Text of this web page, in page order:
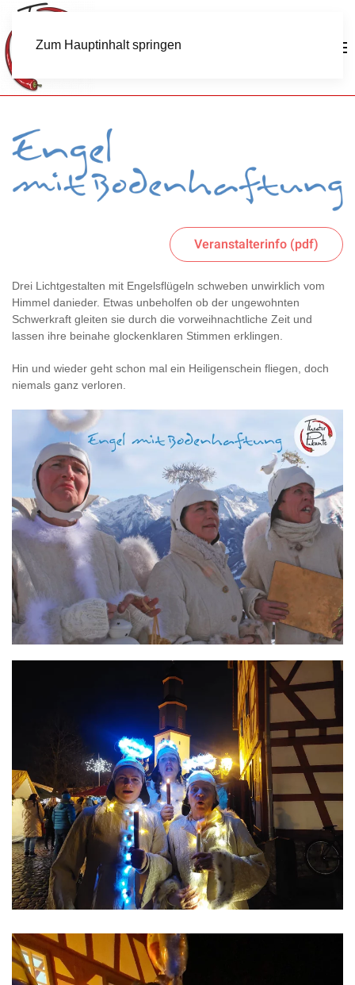
Zum Hauptinhalt springen
Veranstalterinfo (pdf)
Drei Lichtgestalten mit Engelsflügeln schweben unwirklich vom
Himmel danieder. Etwas unbeholfen ob der ungewohnten
Schwerkraft gleiten sie durch die vorweihnachtliche Zeit und
lassen ihre beinahe glockenklaren Stimmen erklingen.
Hin und wieder geht schon mal ein Heiligenschein fliegen, doch
niemals ganz verloren.
ansehen